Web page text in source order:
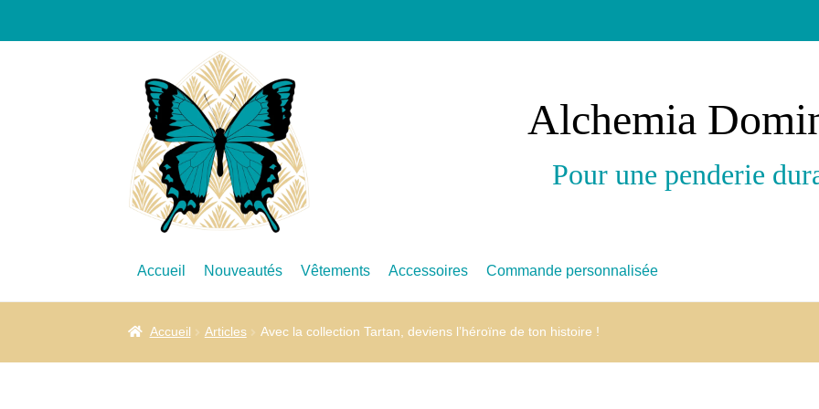
Alchemia
Pour une penderie
Accueil Nouveautés Vêtements Accessoires Commande personnalisée
Accueil Articles Avec la collection Tartan, deviens l’héroïne de ton histoire !